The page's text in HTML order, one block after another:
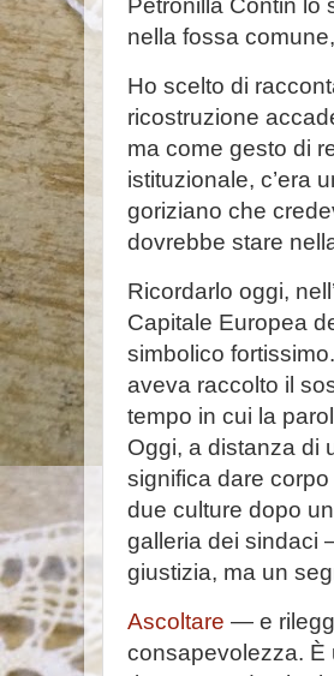
Petronilla Contin lo
nella fossa
Ho scelto di
ricostruzione
ma come gesto di
istituzionale, c’era
goriziano che
dovrebbe stare
Ricordarlo oggi,
Capitale Europea
simbolico
aveva raccolto il
tempo in cui la
Oggi, a distanza di
significa dare
due culture dopo
galleria dei sindaci
giustizia, ma un
Ascoltare — e
consapevolezza. È